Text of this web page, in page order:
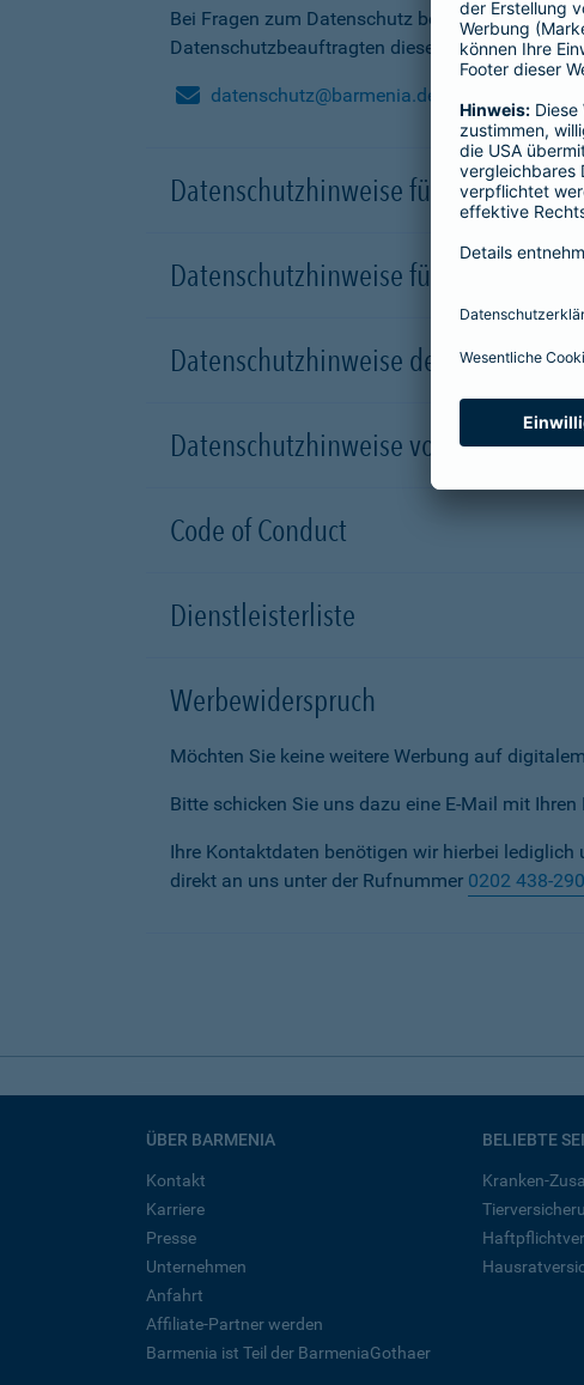
Bei Fragen zum Datenschutz bei der Barmenia
Datenschutzbeauftragten dieser Gesellschaften
datenschutz@barmenia.de
Datenschutzhinweise für Besucher
Datenschutzhinweise für
Datenschutzhinweise der
Datenschutzhinweise von
Code of Conduct
Dienstleisterliste
Werbewiderspruch
Möchten Sie keine weitere Werbung auf
Bitte schicken Sie uns dazu eine E-Mail mit
Ihre Kontaktdaten benötigen wir hierbei
direkt an uns unter der Rufnummer 0202 438-
ÜBER BARMENIA
Kontakt
Karriere
Presse
Unternehmen
Anfahrt
Affiliate-Partner werden
Barmenia ist Teil der BarmeniaGothaer
BELIEBTE
Kranken-